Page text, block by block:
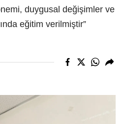
duygusal değişimler ve
eğitim verilmiştir”